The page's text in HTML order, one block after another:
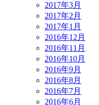
2017年3月
2017年2月
2017年1月
2016年12月
2016年11月
2016年10月
2016年9月
2016年8月
2016年7月
2016年6月